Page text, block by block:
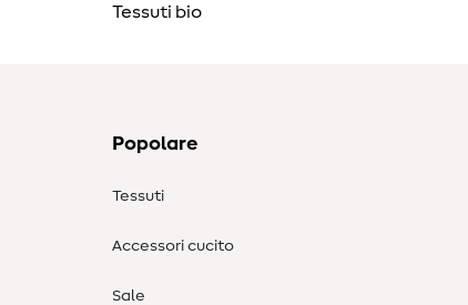
Tessuti bio
Popolare
Tessuti
Accessori cucito
Sale